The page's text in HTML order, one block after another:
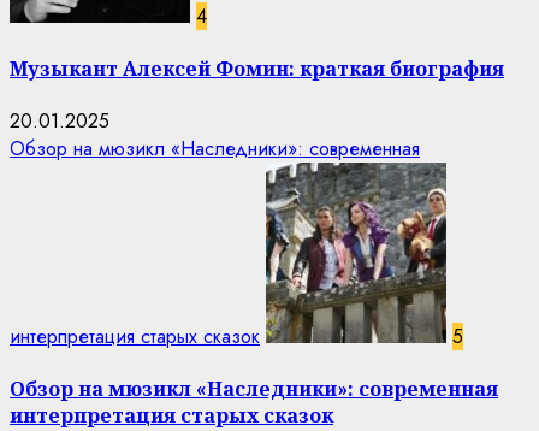
4
Музыкант Алексей Фомин: краткая биография
20.01.2025
Обзор на мюзикл «Наследники»: современная
интерпретация старых сказок 5
Обзор на мюзикл «Наследники»: современная
интерпретация старых сказок